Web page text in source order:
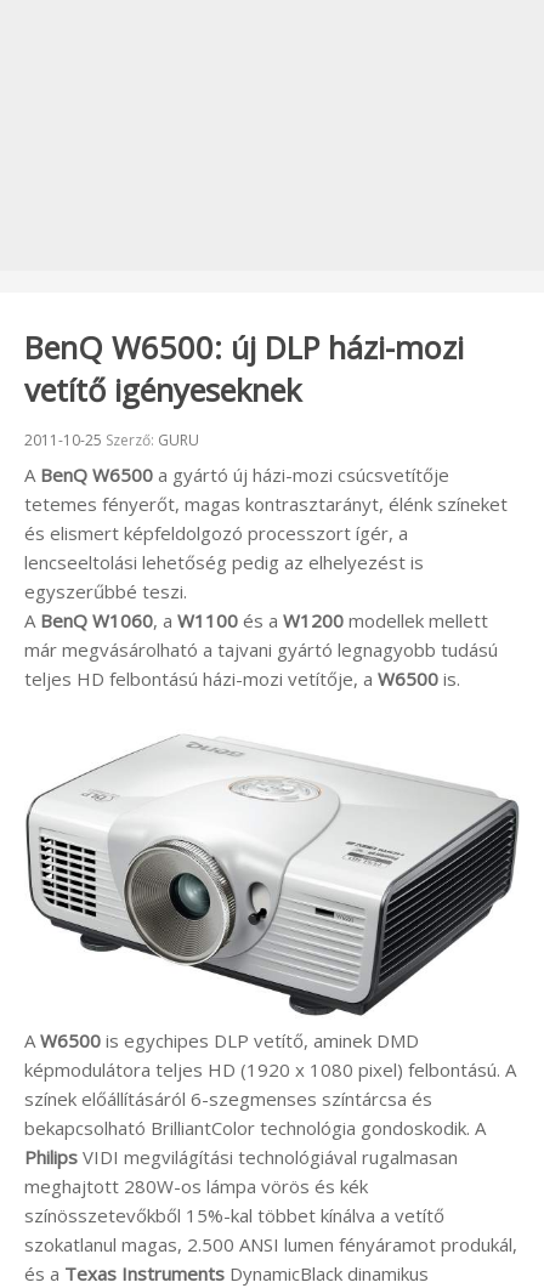
BenQ W6500: új DLP házi-mozi
vetítő igényeseknek
Beküldve:
2011-10-25 Szerző: GURU
A BenQ W6500 a gyártó új házi-mozi csúcsvetítője
tetemes fényerőt, magas kontrasztarányt, élénk színeket
és elismert képfeldolgozó processzort ígér, a
lencseeltolási lehetőség pedig az elhelyezést is
egyszerűbbé teszi.
A BenQ W1060, a W1100 és a W1200 modellek mellett
már megvásárolható a tajvani gyártó legnagyobb tudású
teljes HD felbontású házi-mozi vetítője, a W6500 is.
A W6500 is egychipes DLP vetítő, aminek DMD
képmodulátora teljes HD (1920 x 1080 pixel) felbontású. A
színek előállításáról 6-szegmenses színtárcsa és
bekapcsolható BrilliantColor technológia gondoskodik. A
Philips VIDI megvilágítási technológiával rugalmasan
meghajtott 280W-os lámpa vörös és kék
színösszetevőkből 15%-kal többet kínálva a vetítő
szokatlanul magas, 2.500 ANSI lumen fényáramot produkál,
és a Texas Instruments DynamicBlack dinamikus